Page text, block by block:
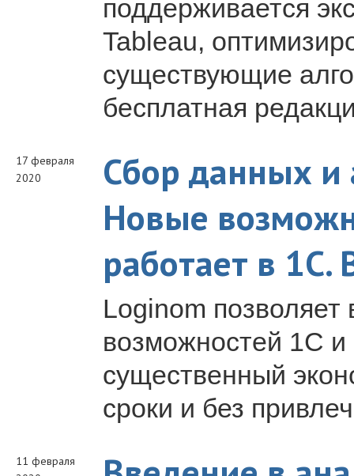
поддерживается
Tableau,
существующие
бесплатная
17 февраля
2020
Сбор данных и
Новые
работает в 1С.
Loginom
возможностей 1С
существенный
сроки и без
11 февраля